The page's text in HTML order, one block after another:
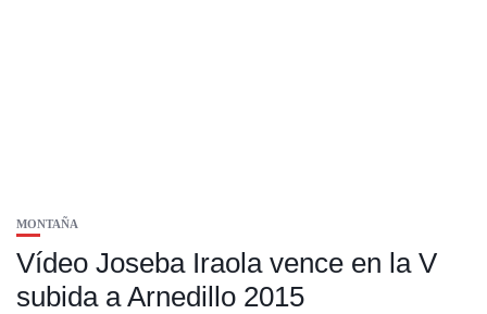
MONTAÑA
Vídeo Joseba Iraola vence en la V
subida a Arnedillo 2015